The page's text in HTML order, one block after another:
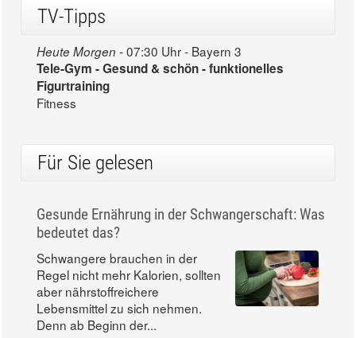
TV-Tipps
Heute Morgen -07:30 Uhr - Bayern 3
Tele-Gym - Gesund & schön - funktionelles
Figurtraining
Fitness
Für Sie gelesen
Gesunde Ernährung in der Schwangerschaft: Was
bedeutet das?
Schwangere brauchen in der
Regel nicht mehr Kalorien, sollten
aber nährstoffreichere
Lebensmittel zu sich nehmen.
Denn ab Beginn der...